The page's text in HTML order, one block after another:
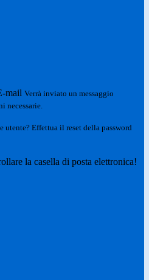
mail Verrà inviato un messaggio
necessarie.
utente? Effettua il reset della password
la casella di posta elettronica!